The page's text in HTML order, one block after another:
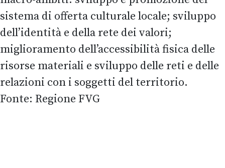
sistema di offerta culturale locale; sviluppo
dell’identità e della rete dei valori;
miglioramento dell’accessibilità fisica delle
risorse materiali e sviluppo delle reti e delle
relazioni con i soggetti del territorio.
Fonte: Regione FVG